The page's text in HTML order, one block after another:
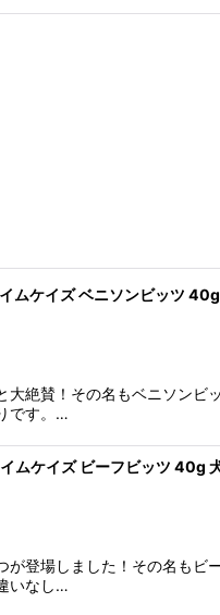
ムケイズ ベニソンビッツ
大絶賛！その名もベニソン
です。…
ムケイズ ビーフビッツ 40g
が登場しました！その名も
いなし…